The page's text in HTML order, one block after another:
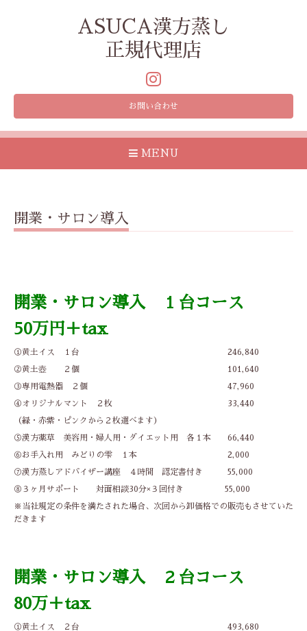
ASUCA漢方蒸し
正規代理店
お問い合わせ
MENU
開業・サロン導入
開業・サロン導入 １台コース
50万円＋tax
①黄土イス １台 246,840
②黄土壺 ２個 101,640
③専用電熱器 ２個 47,960
④オリジナルマント ２枚 33,440
（緑・赤紫・ピンクから２枚選べます）
⑤漢方薬草 美容用・婦人用・ダイエット用 各１本 66,440
⑥お手入れ用 みどりの雫 １本 2,000
⑦漢方蒸しアドバイザー講座 ４時間 認定書付き 55,000
⑧３ヶ月サポート 対面相談30分×３回付き 55,000
※当社規定の条件を満たされた場合、次回から卸価格での販売もさせていた
だきます
開業・サロン導入 ２台コース
80万＋tax
①黄土イス ２台 493,680